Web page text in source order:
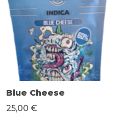
Blue Cheese
25,00 €